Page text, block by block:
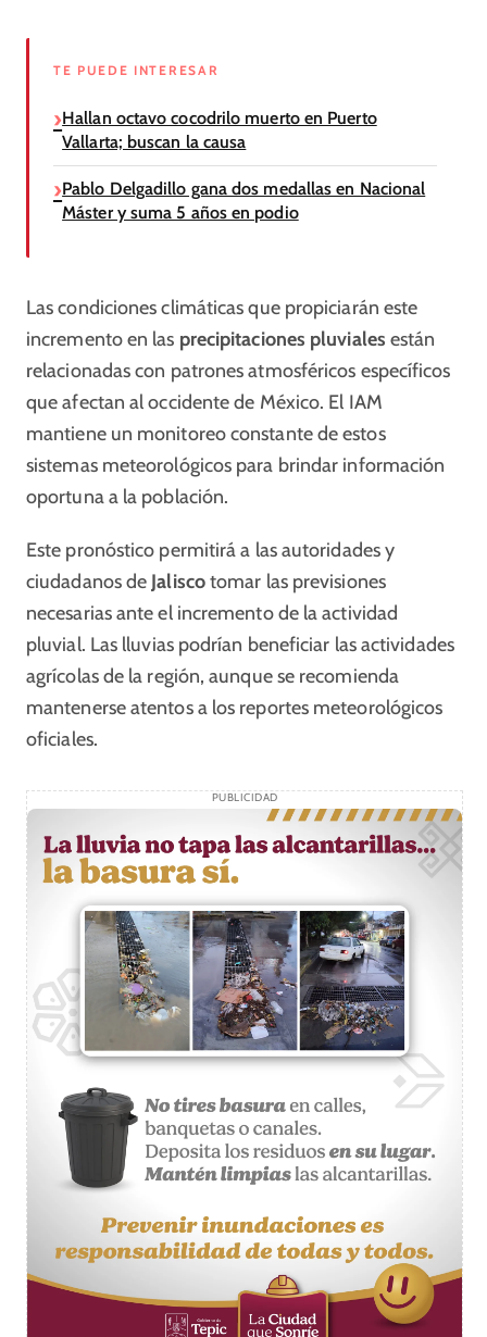
TE PUEDE INTERESAR
Hallan octavo cocodrilo muerto en Puerto
Vallarta; buscan la causa
Pablo Delgadillo gana dos medallas en Nacional
Máster y suma 5 años en podio
Las condiciones climáticas que propiciarán este
incremento en las precipitaciones pluviales están
relacionadas con patrones atmosféricos específicos
que afectan al occidente de México. El IAM
mantiene un monitoreo constante de estos
sistemas meteorológicos para brindar información
oportuna a la población.
Este pronóstico permitirá a las autoridades y
ciudadanos de Jaliscotomar las previsiones
necesarias ante el incremento de la actividad
pluvial. Las lluvias podrían beneficiar las actividades
agrícolas de la región, aunque se recomienda
mantenerse atentos a los reportes meteorológicos
oficiales.
PUBLICIDAD